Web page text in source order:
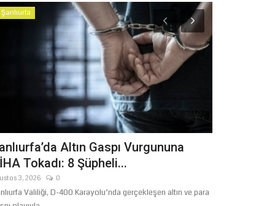
Şanlıurfa
Altın Gaspı Vurgununa
Tokadı: 8 Şüpheli...
3, 2026 0
Valiliği, D-400 Karayolu’nda gerçekleşen altın ve para